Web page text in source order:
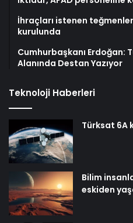
İhraçları istenen
kurulunda
Cumhurbaşkanı Erdoğan:
Alanında Destan Yazıyor
Teknoloji Haberleri
Türksat 6A
Bilim
eskiden